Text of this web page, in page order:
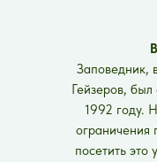
Заповедник,
Гейзеров, был
1992 году.
ограничения
посетить это